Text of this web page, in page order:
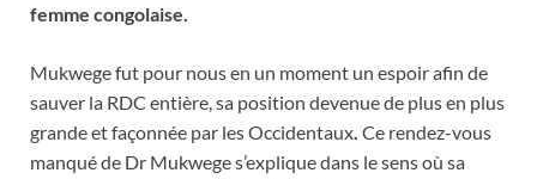
femme congolaise.
Mukwege fut pour nous en un moment un espoir afin de
sauver la RDC entière, sa position devenue de plus en plus
grande et façonnée par les Occidentaux. Ce rendez-vous
manqué de Dr Mukwege s’explique dans le sens où sa